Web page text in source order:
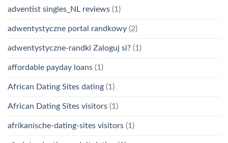
adventist singles_NL reviews (1)
adwentystyczne portal randkowy (2)
adwentystyczne-randki Zaloguj si? (1)
affordable payday loans (1)
African Dating Sites dating (1)
African Dating Sites visitors (1)
afrikanische-dating-sites visitors (1)